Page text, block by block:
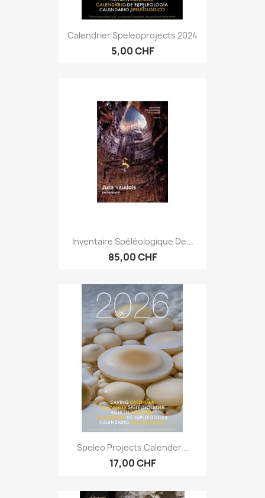
Calendrier Speleoprojects 2024
5,00 CHF
Inventaire Spéléologique De...
85,00 CHF
Speleo Projects Calender...
17,00 CHF